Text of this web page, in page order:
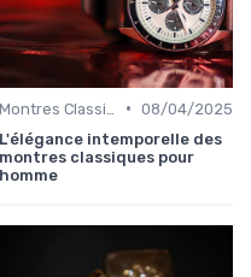
• 08/04/2025
L'élégance intemporelle des
montres classiques pour
homme